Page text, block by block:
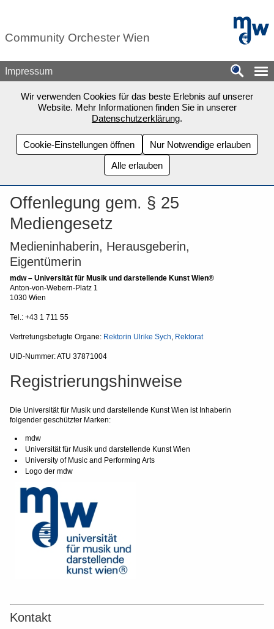
Community Orchester Wien
mdw -
Impressum
Wir verwenden Cookies für das beste Erlebnis auf unserer
Website. Mehr Informationen finden Sie in unserer
Datenschutzerklärung.
Cookie-Einstellungen öffnen
Nur Notwendige erlauben
Alle erlauben
Offenlegung gem. § 25
Mediengesetz
Medieninhaberin, Herausgeberin,
Eigentümerin
mdw – Universität für Musik und darstellende Kunst Wien®
Anton-von-Webern-Platz 1
1030 Wien
Tel.: +43 1 711 55
Vertretungsbefugte Organe: Rektorin Ulrike Sych, Rektorat
UID-Nummer: ATU 37871004
Registrierungshinweise
Die Universität für Musik und darstellende Kunst Wien ist Inhaberin
folgender geschützter Marken:
mdw
Universität für Musik und darstellende Kunst Wien
University of Music and Performing Arts
Logo der mdw
Kontakt